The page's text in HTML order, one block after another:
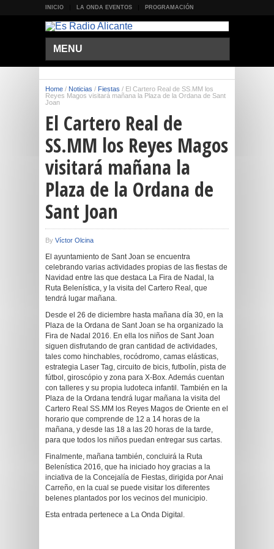
INICIO LA ONDA EVENTOS PROGRAMACIÓN
MENU
Home / Noticias / Fiestas / El Cartero Real de SS.MM los
Reyes Magos visitará mañana la Plaza de la Ordana de Sant
Joan
El Cartero Real de
SS.MM los Reyes Magos
visitará mañana la
Plaza de la Ordana de
Sant Joan
By Víctor Olcina
El ayuntamiento de Sant Joan se encuentra
celebrando varias actividades propias de las fiestas de
Navidad entre las que destaca La Fira de Nadal, la
Ruta Belenística, y la visita del Cartero Real, que
tendrá lugar mañana.
Desde el 26 de diciembre hasta mañana día 30, en la
Plaza de la Ordana de Sant Joan se ha organizado la
Fira de Nadal 2016. En ella los niños de Sant Joan
siguen disfrutando de gran cantidad de actividades,
tales como hinchables, rocódromo, camas elásticas,
estrategia Laser Tag, circuito de bicis, futbolín, pista de
fútbol, giroscópio y zona para X-Box. Además cuentan
con talleres y su propia ludoteca infantil. También en la
Plaza de la Ordana tendrá lugar mañana la visita del
Cartero Real SS.MM los Reyes Magos de Oriente en el
horario que comprende de 12 a 14 horas de la
mañana, y desde las 18 a las 20 horas de la tarde,
para que todos los niños puedan entregar sus cartas.
Finalmente, mañana también, concluirá la Ruta
Belenística 2016, que ha iniciado hoy gracias a la
inciativa de la Concejalía de Fiestas, dirigida por Anai
Carreño, en la cual se puede visitar los diferentes
belenes plantados por los vecinos del municipio.
Esta entrada pertenece a La Onda Digital.